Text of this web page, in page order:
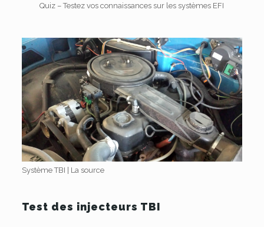
Quiz – Testez vos connaissances sur les systèmes EFI
Système TBI La source
Test des injecteurs TBI